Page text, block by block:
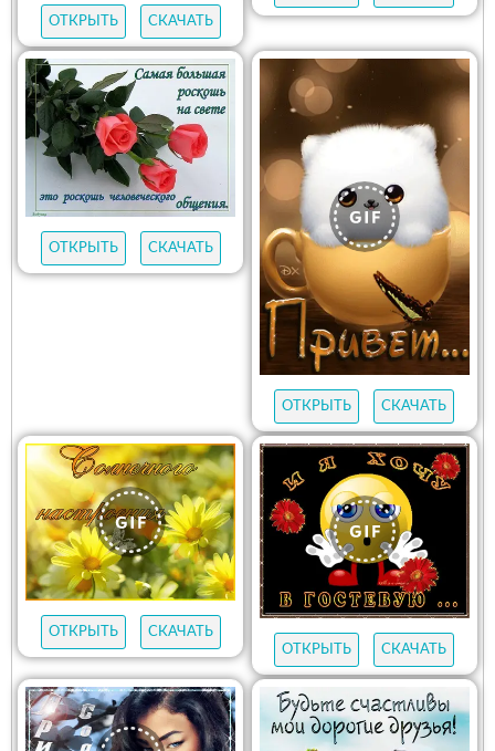
ОТКРЫТЬ СКАЧАТЬ
ОТКРЫТЬ СКАЧАТЬ
ОТКРЫТЬ СКАЧАТЬ
ОТКРЫТЬ
СКАЧАТЬ
ОТКРЫТЬ
СКАЧАТЬ